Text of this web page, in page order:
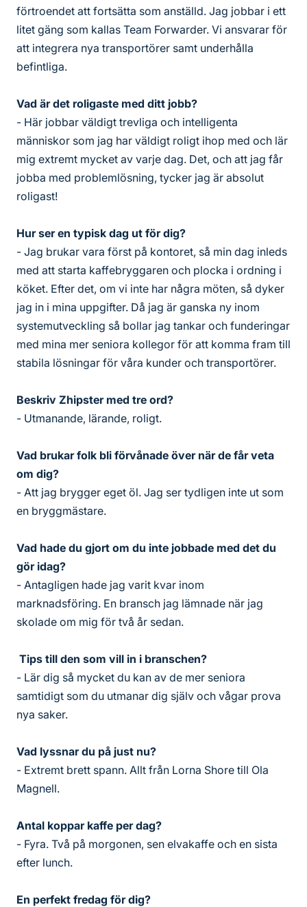
förtroendet att fortsätta som anställd. Jag jobbar i ett
litet gäng som kallas Team Forwarder. Vi ansvarar för
att integrera nya transportörer samt underhålla
befintliga.
Vad är det roligaste med ditt jobb?
- Här jobbar väldigt trevliga och intelligenta
människor som jag har väldigt roligt ihop med och lär
mig extremt mycket av varje dag. Det, och att jag får
jobba med problemlösning, tycker jag är absolut
roligast!
Hur ser en typisk dag ut för dig?
- Jag brukar vara först på kontoret, så min dag inleds
med att starta kaffebryggaren och plocka i ordning i
köket. Efter det, om vi inte har några möten, så dyker
jag in i mina uppgifter. Då jag är ganska ny inom
systemutveckling så bollar jag tankar och funderingar
med mina mer seniora kollegor för att komma fram till
stabila lösningar för våra kunder och transportörer.
Beskriv Zhipster med tre ord?
- Utmanande, lärande, roligt.
Vad brukar folk bli förvånade över när de får veta
om dig?
- Att jag brygger eget öl. Jag ser tydligen inte ut som
en bryggmästare.
Vad hade du gjort om du inte jobbade med det du
gör idag?
- Antagligen hade jag varit kvar inom
marknadsföring. En bransch jag lämnade när jag
skolade om mig för två år sedan.
Tips till den som vill in i branschen?
- Lär dig så mycket du kan av de mer seniora
samtidigt som du utmanar dig själv och vågar prova
nya saker.
Vad lyssnar du på just nu?
- Extremt brett spann. Allt från Lorna Shore till Ola
Magnell.
Antal koppar kaffe per dag?
- Fyra. Två på morgonen, sen elvakaffe och en sista
efter lunch.
En perfekt fredag för dig?